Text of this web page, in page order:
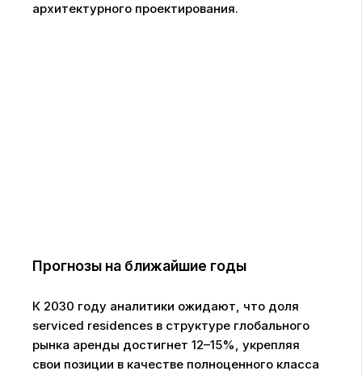
архитектурного проектирования.
Прогнозы на ближайшие годы
К 2030 году аналитики ожидают, что доля
serviced residences в структуре глобального
рынка аренды достигнет 12–15%, укрепляя
свои позиции в качестве полноценного класса